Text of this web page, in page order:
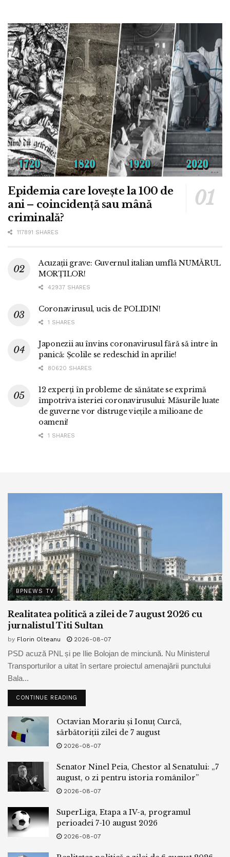
Epidemia care lovește la 100 de
ani – coincidență sau mână
criminală?
117891 SHARES
Acuzații grave: Guvernul italian umflă NUMĂRUL
MORȚILOR!
42937 SHARES
Coronavirusul, ucis de POLIDIN!
1 SHARES
Japonezii au învins coronavirusul fără să intre în
panică: Școlile se redeschid în aprilie!
80620 SHARES
12 experți în probleme de sănătate se exprimă
împotriva isteriei coronavirusului: Măsurile luate
de guverne vor distruge viețile a milioane de
oameni!
1 SHARES
BPNEWS TV
Realitatea politică a zilei de 7 august 2026 cu
jurnalistul Titi Sultan
by Florin Olteanu 2026-08-07
PSD acuză PNL și pe Ilie Bolojan de minciună. Nu Ministerul
Transporturilor a uitat în sertare proiectul amenajării punctului
Bala...
CONTINUE READING
Octavian Morariu și Ionuț Curcă,
sărbătoriții zilei de 7 august
2026-08-07
Senator Ninel Peia, Chestor al Senatului: „7
august, o zi pentru istoria românilor”
2026-08-07
SuperLiga, Etapa a IV-a, programul
perioadei 7-10 august 2026
2026-08-07